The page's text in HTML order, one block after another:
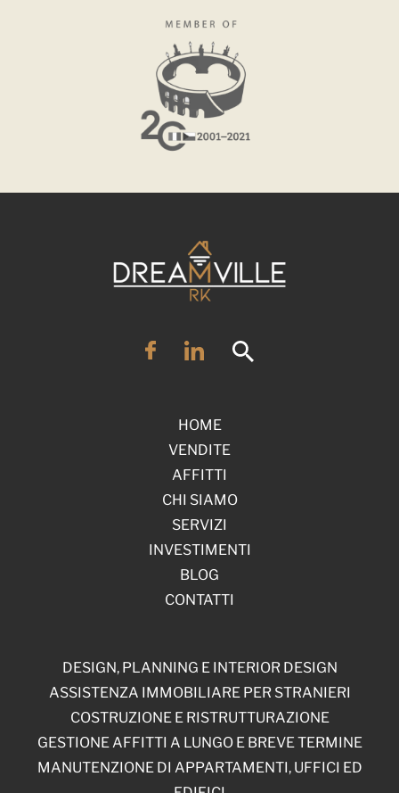
HOME
VENDITE
AFFITTI
CHI SIAMO
SERVIZI
INVESTIMENTI
BLOG
CONTATTI
DESIGN, PLANNING E INTERIOR DESIGN
ASSISTENZA IMMOBILIARE PER STRANIERI
COSTRUZIONE E RISTRUTTURAZIONE
GESTIONE AFFITTI A LUNGO E BREVE TERMINE
MANUTENZIONE DI APPARTAMENTI, UFFICI ED